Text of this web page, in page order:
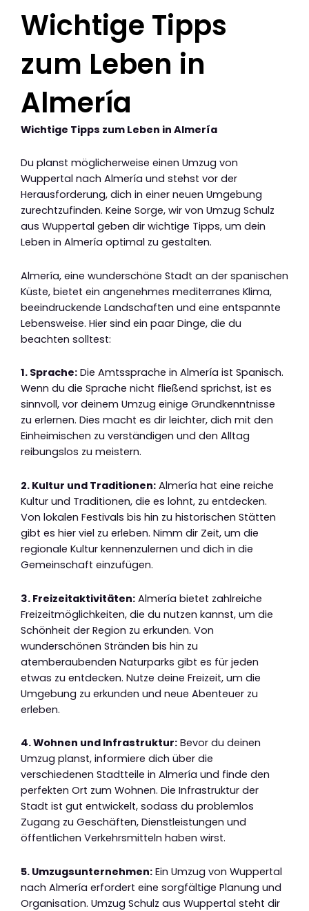
Wichtige Tipps
zum Leben in
Almería
Wichtige Tipps zum Leben in Almería
Du planst möglicherweise einen Umzug von
Wuppertal nach Almería und stehst vor der
Herausforderung, dich in einer neuen Umgebung
zurechtzufinden. Keine Sorge, wir von Umzug Schulz
aus Wuppertal geben dir wichtige Tipps, um dein
Leben in Almería optimal zu gestalten.
Almería, eine wunderschöne Stadt an der spanischen
Küste, bietet ein angenehmes mediterranes Klima,
beeindruckende Landschaften und eine entspannte
Lebensweise. Hier sind ein paar Dinge, die du
beachten solltest:
1. Sprache: Die Amtssprache in Almería ist Spanisch.
Wenn du die Sprache nicht fließend sprichst, ist es
sinnvoll, vor deinem Umzug einige Grundkenntnisse
zu erlernen. Dies macht es dir leichter, dich mit den
Einheimischen zu verständigen und den Alltag
reibungslos zu meistern.
2. Kultur und Traditionen: Almería hat eine reiche
Kultur und Traditionen, die es lohnt, zu entdecken.
Von lokalen Festivals bis hin zu historischen Stätten
gibt es hier viel zu erleben. Nimm dir Zeit, um die
regionale Kultur kennenzulernen und dich in die
Gemeinschaft einzufügen.
3. Freizeitaktivitäten: Almería bietet zahlreiche
Freizeitmöglichkeiten, die du nutzen kannst, um die
Schönheit der Region zu erkunden. Von
wunderschönen Stränden bis hin zu
atemberaubenden Naturparks gibt es für jeden
etwas zu entdecken. Nutze deine Freizeit, um die
Umgebung zu erkunden und neue Abenteuer zu
erleben.
4. Wohnen und Infrastruktur: Bevor du deinen
Umzug planst, informiere dich über die
verschiedenen Stadtteile in Almería und finde den
perfekten Ort zum Wohnen. Die Infrastruktur der
Stadt ist gut entwickelt, sodass du problemlos
Zugang zu Geschäften, Dienstleistungen und
öffentlichen Verkehrsmitteln haben wirst.
5. Umzugsunternehmen: Ein Umzug von Wuppertal
nach Almería erfordert eine sorgfältige Planung und
Organisation. Umzug Schulz aus Wuppertal steht dir